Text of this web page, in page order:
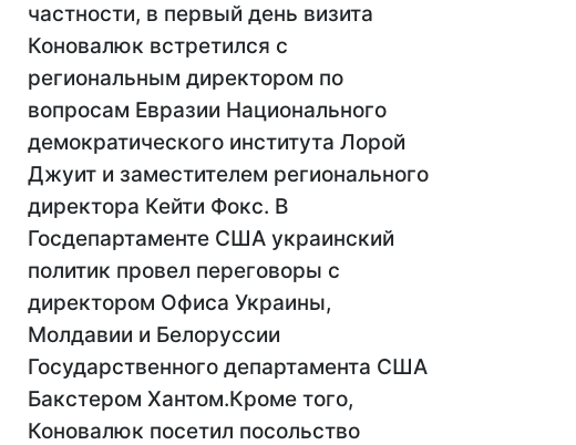
частности, в первый день визита
Коновалюк встретился с
региональным директором по
вопросам Евразии Национального
демократического института Лорой
Джуит и заместителем регионального
директора Кейти Фокс. В
Госдепартаменте США украинский
политик провел переговоры с
директором Офиса Украины,
Молдавии и Белоруссии
Государственного департамента США
Бакстером Хантом.Кроме того,
Коновалюк посетил посольство